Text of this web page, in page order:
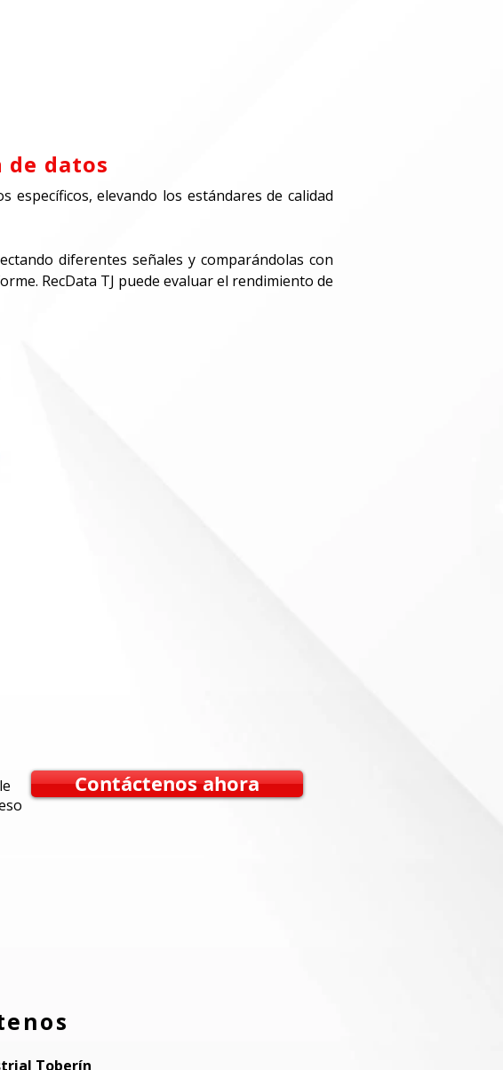
datos
específicos, elevando los estándares de calidad
diferentes señales y comparándolas con
RecData TJ puede evaluar el rendimiento de
Contáctenos ahora
Toberín